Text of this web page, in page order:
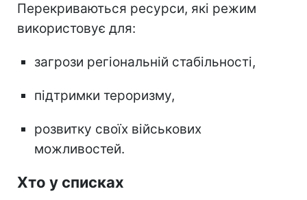
Перекриваються ресурси, які режим
використовує для:
загрози регіональній стабільності,
підтримки тероризму,
розвитку своїх військових
можливостей.
Хто у списках